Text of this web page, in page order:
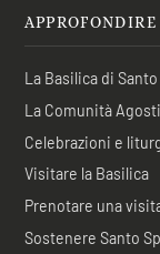
APPROFONDIRE
La Basilica di
La Comunità
Celebrazioni e
Visitare la Basilica
Prenotare una
Sostenere Santo